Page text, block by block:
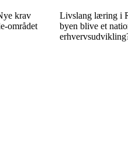
krav
området
Livslang læring i
byen blive et